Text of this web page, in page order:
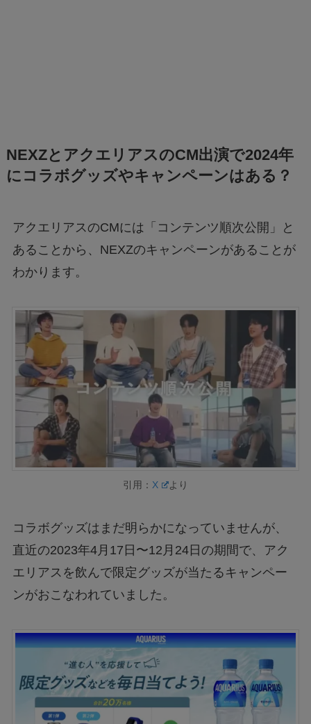
NEXZとアクエリアスのCM出演で2024年
にコラボグッズやキャンペーンはある？
アクエリアスのCMには「コンテンツ順次公開」と
あることから、NEXZのキャンペーンがあることが
わかります。
引用： X より
コラボグッズはまだ明らかになっていませんが、
直近の2023年4月17日〜12月24日の期間で、アク
エリアスを飲んで限定グッズが当たるキャンペー
ンがおこなわれていました。